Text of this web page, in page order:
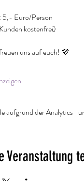
5,- Euro/Person
kostenfrei)
uns auf euch! 💜
aufgrund der Analytics-
Veranstaltung